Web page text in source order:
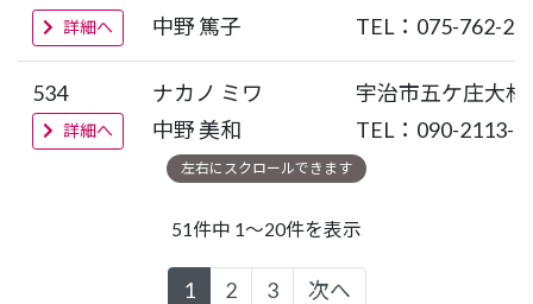
詳細へ
中野 篤子
TEL：075-762-
534
詳細へ
ナカノ ミワ
中野 美和
宇治市五ケ庄大林
TEL：090-2113-
51件中 1～20件を表示
1 2 3 次へ